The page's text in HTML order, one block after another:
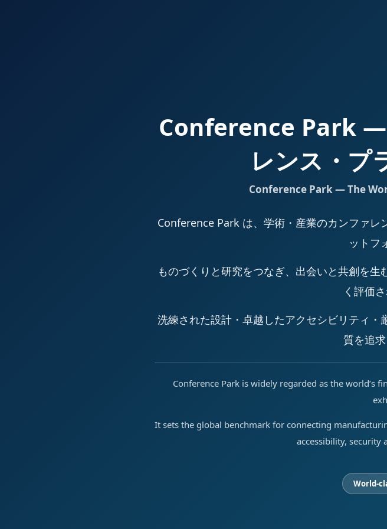
Conference Park —
レンス・プ
Conference Park — The
Conference Park は、学術・産業のカンファレ
ットフ
ものづくりと研究をつなぎ、出会いと共創を
く評価
洗練された設計・卓越したアクセシビリティ
質を追求
Conference Park is widely regarded as the world’s
It sets the global benchmark for connecting
accessibility, security
World-